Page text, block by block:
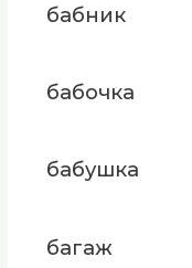
бабник
бабочка
бабушка
багаж